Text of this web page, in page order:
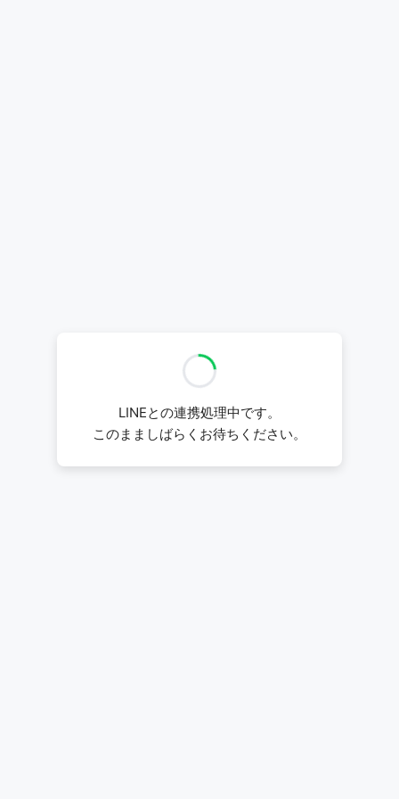
LINEとの連携処理中です。
このまましばらくお待ちください。